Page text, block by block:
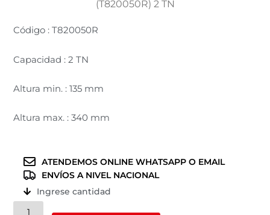
(T820050R) 2 TN
Código : T820050R
Capacidad : 2 TN
Altura min. : 135 mm
Altura max. : 340 mm
ATENDEMOS ONLINE WHATSAPP O EMAIL
ENVÍOS A NIVEL NACIONAL
Ingrese cantidad
Gata